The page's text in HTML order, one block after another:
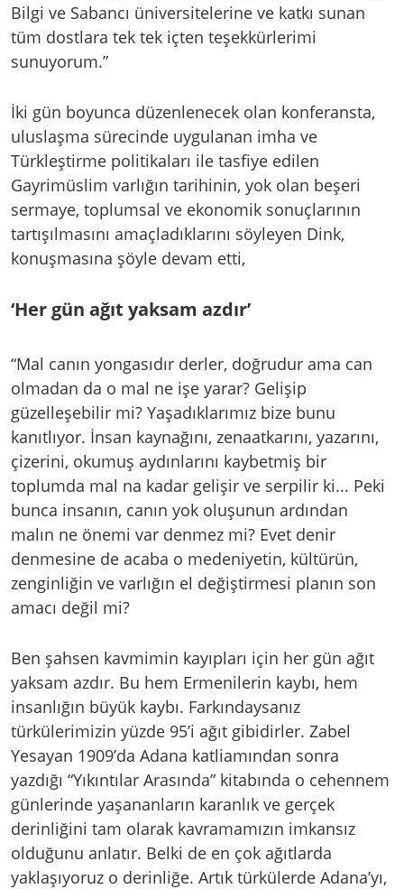
Bilgi ve Sabancı üniversitelerine ve katkı sunan
tüm dostlara tek tek içten teşekkürlerimi
sunuyorum.”
İki gün boyunca düzenlenecek olan konferansta,
uluslaşma sürecinde uygulanan imha ve
Türkleştirme politikaları ile tasfiye edilen
Gayrimüslim varlığın tarihinin, yok olan beşeri
sermaye, toplumsal ve ekonomik sonuçlarının
tartışılmasını amaçladıklarını söyleyen Dink,
konuşmasına şöyle devam etti,
‘Her gün ağıt yaksam azdır’
“Mal canın yongasıdır derler, doğrudur ama can
olmadan da o mal ne işe yarar? Gelişip
güzelleşebilir mi? Yaşadıklarımız bize bunu
kanıtlıyor. İnsan kaynağını, zenaatkarını, yazarını,
çizerini, okumuş aydınlarını kaybetmiş bir
toplumda mal na kadar gelişir ve serpilir ki... Peki
bunca insanın, canın yok oluşunun ardından
malın ne önemi var denmez mi? Evet denir
denmesine de acaba o medeniyetin, kültürün,
zenginliğin ve varlığın el değiştirmesi planın son
amacı değil mi?
Ben şahsen kavmimin kayıpları için her gün ağıt
yaksam azdır. Bu hem Ermenilerin kaybı, hem
insanlığın büyük kaybı. Farkındaysanız
türkülerimizin yüzde 95’i ağıt gibidirler. Zabel
Yesayan 1909’da Adana katliamından sonra
yazdığı “Yıkıntılar Arasında” kitabında o cehennem
günlerinde yaşananların karanlık ve gerçek
derinliğini tam olarak kavramamızın imkansız
olduğunu anlatır. Belki de en çok ağıtlarda
yaklaşıyoruz o derinliğe. Artık türkülerde Adana’yı,